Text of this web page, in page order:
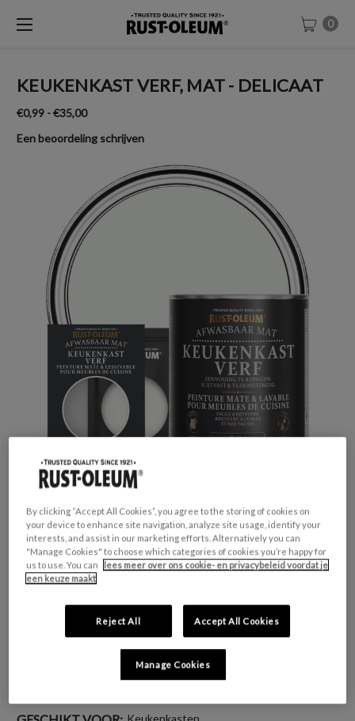
0
KEUKENKAST VERF, MAT - DELICAAT
€0,99 - €35,00
Een beoordeling schrijven
Productveiligheid
Waarschuwing
H317 - Kan een allergische huidreactie
veroorzaken.
H412 - Schadelijk voor in het water levende
organismen, met langdurige gevolgen.
Keukenkasten
By clicking “Accept All Cookies”, you agree to the storing of cookies on
your device to enhance site navigation, analyze site usage, identify your
interests, and assist in our marketing efforts. Alternatively you can
"Manage Cookies" to choose which categories of cookies you’re happy for
us to use. You can
lees meer over ons cookie- en privacybeleid voordat je
een keuze maakt
Reject All Accept All Cookies
Manage Cookies